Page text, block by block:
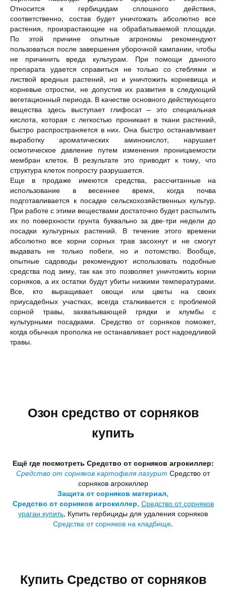
Относится к гербицидам сплошного действия,
соответственно, состав будет уничтожать абсолютно все
растения, произрастающие на обрабатываемой площади.
По этой причине опытные агрономы рекомендуют
пользоваться после завершения уборочной кампании, чтобы
не причинить вреда культурам. При помощи данного
препарата удается справиться не только со стеблями и
листвой вредных растений, но и уничтожить корневища и
корневые отростки, не допустив их развития в следующий
вегетационный периода. В качестве основного действующего
вещества здесь выступает глифосат – это специальная
кислота, которая с легкостью проникает в ткани растений,
быстро распространяется в них. Она быстро останавливает
выработку ароматических аминокислот, нарушает
осмотическое давление путем изменения проницаемости
мембран клеток. В результате это приводит к тому, что
структура клеток попросту разрушается.
Еще в продаже имеются средства, рассчитанные на
использование в весеннее время, когда почва
подготавливается к посадке сельскохозяйственных культур.
При работе с этими веществами достаточно будет распылить
их по поверхности грунта буквально за две-три недели до
посадки культурных растений. В течение этого времени
абсолютно все корни сорных трав засохнут и не смогут
выдавать не только побеги, но и потомство. Вообще,
опытные садоводы рекомендуют использовать подобные
средства под зиму, так как это позволяет уничтожить корни
сорняков, а их остатки будут убиты низкими температурами.
Все, кто выращивает овощи или цветы на своих
приусадебных участках, всегда сталкивается с проблемой
сорной травы, захватывающей грядки и клумбы с
культурными посадками. Средство от сорняков поможет,
когда обычная прополка не останавливает рост надоедливой
травы.
Озон средство от сорняков
купить
Ещё где посмотреть Средство от сорняков агрокиллер:
Средство от сорняков картофеля лазурит Средство от
сорняков агрокиллер
Защита от сорняков материал,
Средство от сорняков агрокиллер, Средство от сорняков
ураган купить, Купить гербициды для удаления сорняков
Средства от сорняков на кладбище.
Купить Средство от сорняков